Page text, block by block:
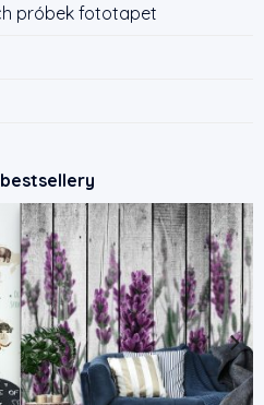
próbek fototapet